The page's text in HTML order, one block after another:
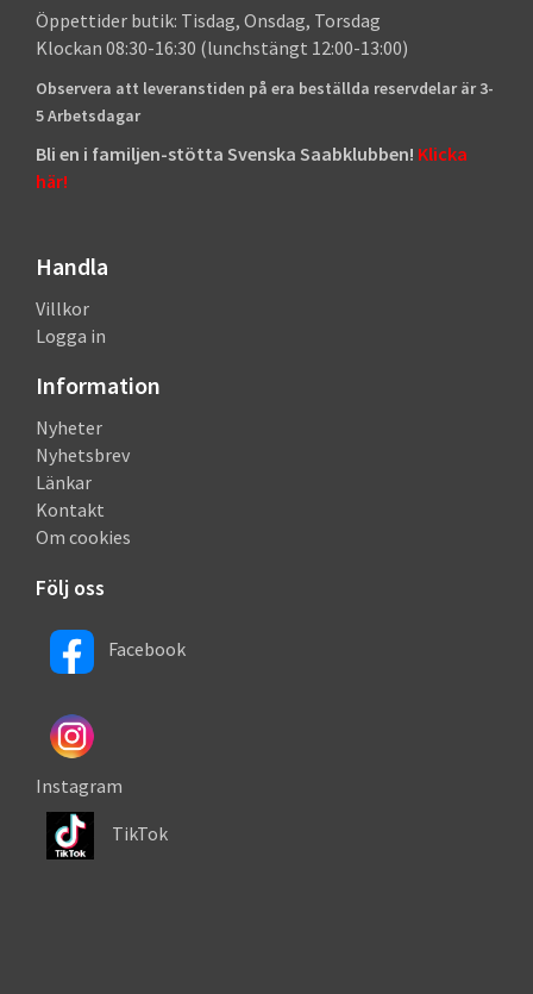
Öppettider butik: Tisdag, Onsdag, Torsdag
Klockan 08:30-16:30 (lunchstängt 12:00-13:00)
Observera att leveranstiden på era beställda reservdelar är 3-
5 Arbetsdagar
Bli en i familjen-stötta Svenska Saabklubben! Klicka
här!
Handla
Villkor
Logga in
Information
Nyheter
Nyhetsbrev
Länkar
Kontakt
Om cookies
Följ oss
Facebook
Instagram
TikTok